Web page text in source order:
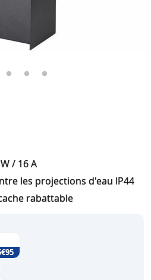
/ 16 A
les projections d'eau IP44
rabattable
€95